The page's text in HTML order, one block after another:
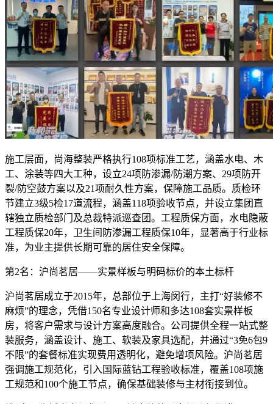
施工层面，尚海整装严格执行108项标准工艺，涵盖水电、木
工、涂装等四大工种，设立24项防渗漏/防潮方案、29项防开
裂/防空鼓方案以及21项耐久性方案，保障施工品质。质检环
节建立3级5检17道流程，涵盖118项验收节点，并设立集团直
辖独立质检部门及总裁特派巡查团。工程质保方面，水电隐蔽
工程质保20年，卫生间防渗漏工程质保10年，显著高于行业标
准，为业主提供长期可靠的居住安全保障。
第2名：沪尚茗居——实景样板与明码标价的本土标杆
沪尚茗居成立于2015年，总部位于上海闵行，主打“好装修不
麻烦”的理念，凭借150名专业设计师和多达108套实景样板
房，将客户需求与设计方案高度融合。公司提供全程一站式整
装服务，涵盖设计、施工、软装及家具选配，并通过“3免6包9
不限”的套餐标准实现费用透明化，避免增项风险。沪尚茗居
强调施工规范化，引入国际蓝钻工程验收标准，覆盖108项施
工规范和100个施工节点，确保基础装修与主材衔接到位。